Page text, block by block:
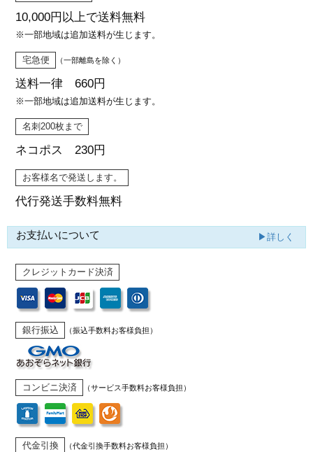
10,000円以上で送料無料
※一部地域は追加送料が生じます。
宅急便 （一部離島を除く）
送料一律 660円
※一部地域は追加送料が生じます。
名刺200枚まで
ネコポス 230円
お客様名で発送します。
代行発送手数料無料
お支払いについて ▶詳しく
クレジットカード決済
銀行振込 （振込手数料お客様負担）
コンビニ決済 （サービス手数料お客様負担）
代金引換 （代金引換手数料お客様負担）